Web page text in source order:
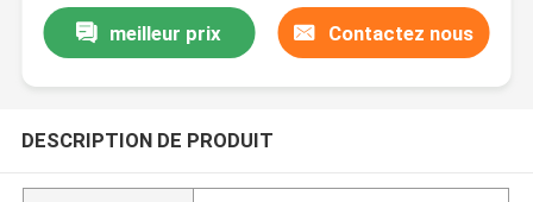
meilleur prix Contactez nous
DESCRIPTION DE PRODUIT